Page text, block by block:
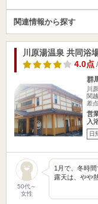
関連情報から探す
川原湯温泉 共同浴
4.0点/
群
川
関
差
営
入
日
50代～
女性
1月で、冬時
露天は、やや